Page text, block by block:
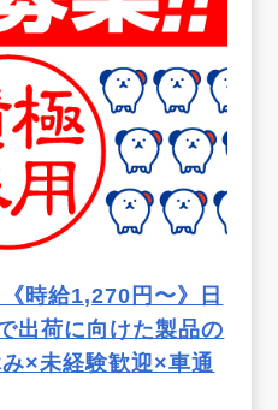
時給1,270円〜》日
出荷に向けた製品の
×未経験歓迎×車通